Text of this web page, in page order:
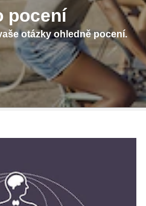
pocení
otázky ohledně pocení.